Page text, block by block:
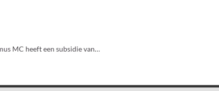
MC heeft een subsidie van…